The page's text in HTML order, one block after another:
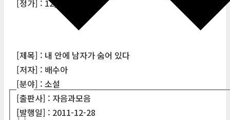
필터
[정가] : 12,000원
[제목] : 내 안에 남자가 숨어 있다
[저자] : 배수아
[분야] : 소설
[출판사] : 자음과모음
[발행일] : 2011-12-28